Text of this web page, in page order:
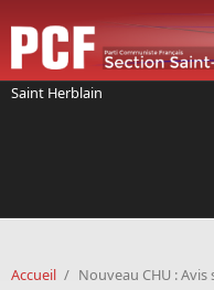
Saint Herblain
Accueil / Nouveau CHU :